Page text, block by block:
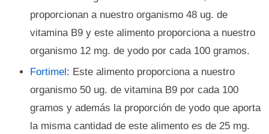
proporcionan a nuestro organismo 48 ug. de
vitamina B9 y este alimento proporciona a nuestro
organismo 12 mg. de yodo por cada 100 gramos.
Fortimel: Este alimento proporciona a nuestro
organismo 50 ug. de vitamina B9 por cada 100
gramos y además la proporción de yodo que aporta
la misma cantidad de este alimento es de 25 mg.